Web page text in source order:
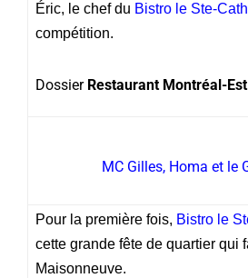
Éric, le chef du Bistro le Ste-Cath
compétition.
Dossier Restaurant Montréal-
MC Gilles, Homa et le
Pour la première fois, Bistro le
cette grande fête de quartier qui
Maisonneuve.